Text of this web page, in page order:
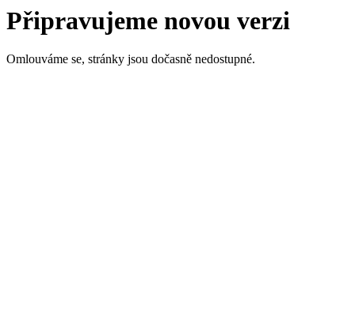
Připravujeme novou verzi
Omlouváme se, stránky jsou dočasně nedostupné.